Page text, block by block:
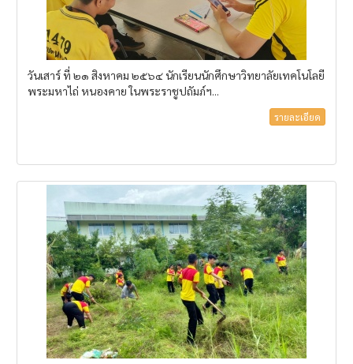
วันเสาร์ ที่ ๒๑ สิงหาคม ๒๕๖๔ นักเรียนนักศึกษาวิทยาลัยเทคโนโลยี
พระมหาไถ่ หนองคาย ในพระราชูปถัมภ์ฯ...
รายละเอียด